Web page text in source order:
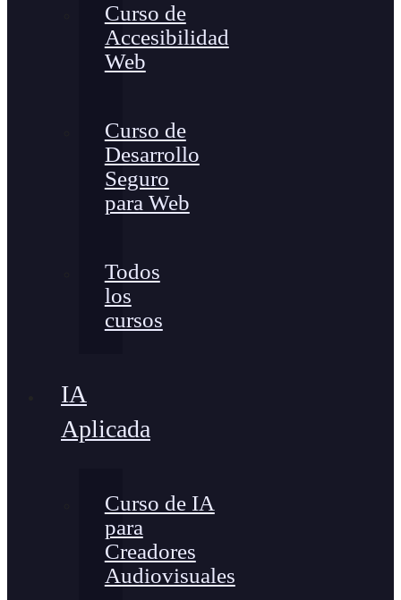
Curso de
Accesibilidad
Web
Curso de
Desarrollo
Seguro
para Web
Todos
los
cursos
IA
Aplicada
Curso de IA
para
Creadores
Audiovisuales